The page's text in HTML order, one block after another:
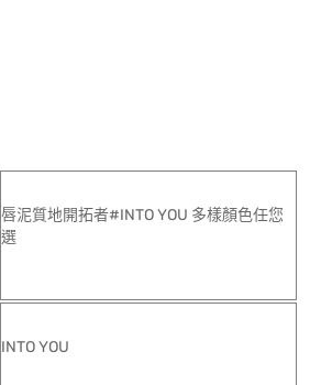
唇泥質地開拓者#INTO YOU 多樣顏色任您
選
INTO YOU